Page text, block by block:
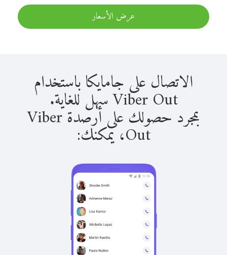
عرض الأسعار
الاتصال على جامايكا باستخدام
Viber Out سهل للغاية.
بمجرد حصولك على أرصدة Viber
Out، يمكنك: